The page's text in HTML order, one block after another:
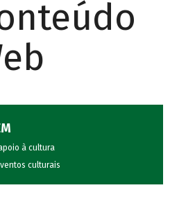
à cultura
culturais